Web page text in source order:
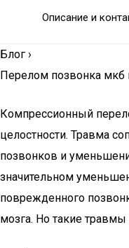
Описание и
Блог ›
Перелом позвонка мкб
Компрессионный
целостности. Травма
позвонков и
значительном
поврежденного
мозга. Но такие травмы